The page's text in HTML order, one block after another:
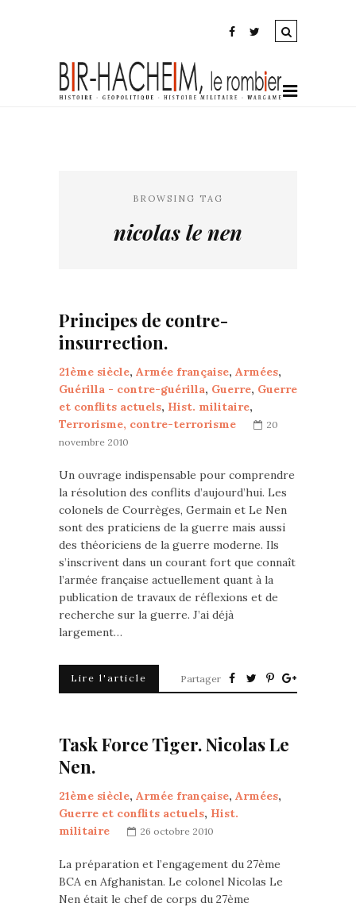
BROWSING TAG
nicolas le nen
Principes de contre-
insurrection.
21ème siècle, Armée française, Armées,
Guérilla - contre-guérilla, Guerre, Guerre
et conflits actuels, Hist. militaire,
Terrorisme, contre-terrorisme
20
novembre 2010
Un ouvrage indispensable pour comprendre
la résolution des conflits d’aujourd’hui. Les
colonels de Courrèges, Germain et Le Nen
sont des praticiens de la guerre mais aussi
des théoriciens de la guerre moderne. Ils
s’inscrivent dans un courant fort que connaît
l’armée française actuellement quant à la
publication de travaux de réflexions et de
recherche sur la guerre. J’ai déjà
largement…
Lire l'article Partager
Task Force Tiger. Nicolas Le
Nen.
21ème siècle, Armée française, Armées,
Guerre et conflits actuels, Hist.
militaire
26 octobre 2010
La préparation et l’engagement du 27ème
BCA en Afghanistan. Le colonel Nicolas Le
Nen était le chef de corps du 27ème